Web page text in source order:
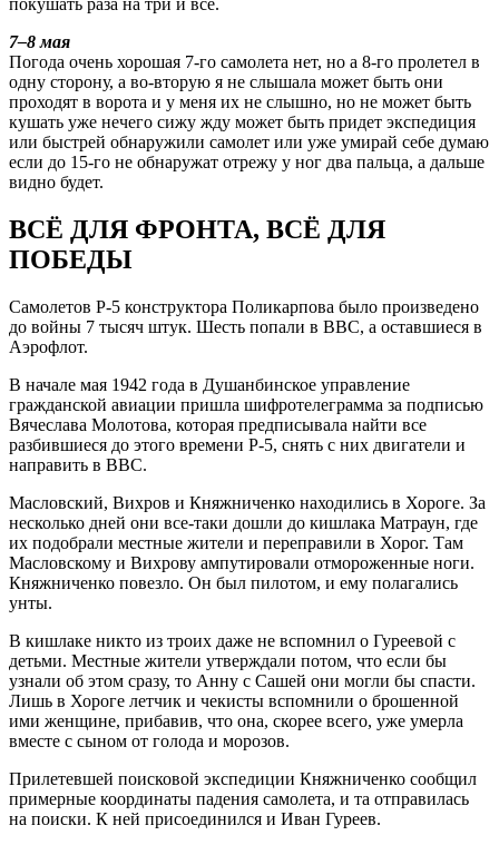
покушать раза на три и все.
7–8 мая
Погода очень хорошая 7-го самолета нет, но а 8-го пролетел в
одну сторону, а во-вторую я не слышала может быть они
проходят в ворота и у меня их не слышно, но не может быть
кушать уже нечего сижу жду может быть придет экспедиция
или быстрей обнаружили самолет или уже умирай себе думаю
если до 15-го не обнаружат отрежу у ног два пальца, а дальше
видно будет.
ВСЁ ДЛЯ ФРОНТА, ВСЁ ДЛЯ
ПОБЕДЫ
Самолетов Р-5 конструктора Поликарпова было произведено
до войны 7 тысяч штук. Шесть попали в ВВС, а оставшиеся в
Аэрофлот.
В начале мая 1942 года в Душанбинское управление
гражданской авиации пришла шифротелеграмма за подписью
Вячеслава Молотова, которая предписывала найти все
разбившиеся до этого времени Р-5, снять с них двигатели и
направить в ВВС.
Масловский, Вихров и Княжниченко находились в Хороге. За
несколько дней они все-таки дошли до кишлака Матраун, где
их подобрали местные жители и переправили в Хорог. Там
Масловскому и Вихрову ампутировали отмороженные ноги.
Княжниченко повезло. Он был пилотом, и ему полагались
унты.
В кишлаке никто из троих даже не вспомнил о Гуреевой с
детьми. Местные жители утверждали потом, что если бы
узнали об этом сразу, то Анну с Сашей они могли бы спасти.
Лишь в Хороге летчик и чекисты вспомнили о брошенной
ими женщине, прибавив, что она, скорее всего, уже умерла
вместе с сыном от голода и морозов.
Прилетевшей поисковой экспедиции Княжниченко сообщил
примерные координаты падения самолета, и та отправилась
на поиски. К ней присоединился и Иван Гуреев.